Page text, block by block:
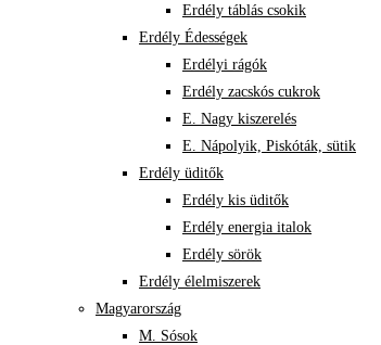
Erdély táblás csokik
Erdély Édességek
Erdélyi rágók
Erdély zacskós cukrok
E. Nagy kiszerelés
E. Nápolyik, Piskóták, sütik
Erdély üditők
Erdély kis üditők
Erdély energia italok
Erdély sörök
Erdély élelmiszerek
Magyarország
M. Sósok